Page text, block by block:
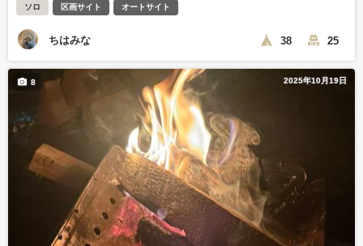
ソロ 区画サイト オートサイト
ちはみな 38 25
2025年10月19日
8